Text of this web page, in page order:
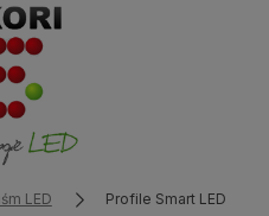
LED Profile Smart LED